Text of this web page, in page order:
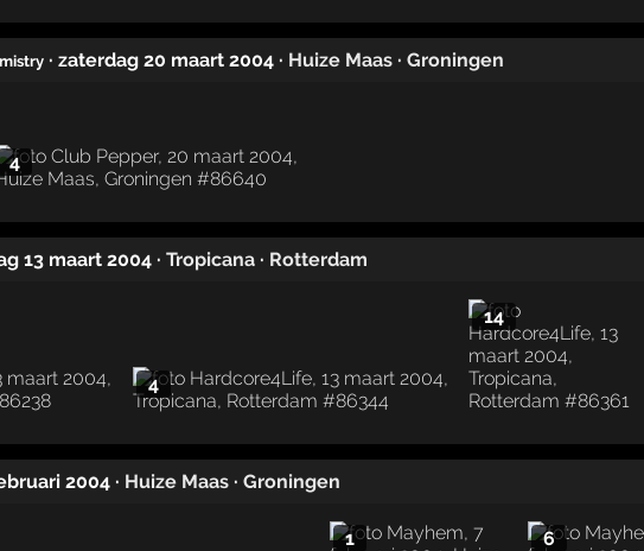
· zaterdag 20 maart 2004 · Huize Maas · Groningen
4
13 maart 2004 · Tropicana · Rotterdam
4
14
2004 · Huize Maas · Groningen
1 6